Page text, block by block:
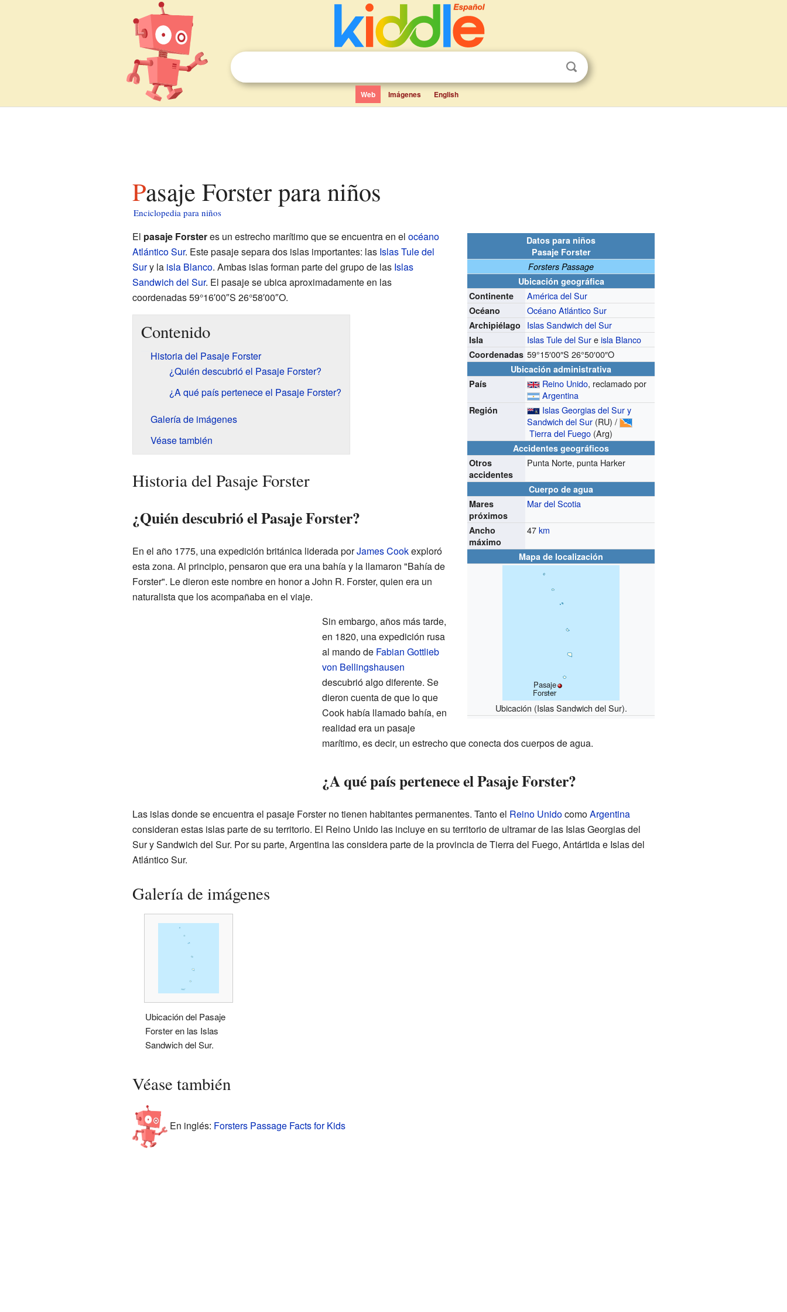
Web Imágenes English
Pasaje Forster para niños
Enciclopedia para niños
Datos para niños
Pasaje Forster
Forsters Passage
Ubicación geográfica
Continente
América del Sur
Océano Océano Atlántico Sur
Archipiélago Islas Sandwich del Sur
Isla Islas Tule del Sureisla Blanco
Coordenadas 59°15′00″S 26°50′00″O
Ubicación administrativa
País
Reino Unido, reclamado por
Argentina
Región
Islas Georgias del Sur y
Sandwich del Sur (RU) /
Tierra del Fuego (Arg)
Accidentes geográficos
Otros
accidentes
Punta Norte, punta Harker
Cuerpo de agua
Mares
próximos
Mar del Scotia
Ancho
máximo
47km
Mapa de localización
Pasaje
Forster
Ubicación (Islas Sandwich del Sur).
El pasaje Forsteres un estrecho marítimo que se encuentra en el océano
Atlántico Sur. Este pasaje separa dos islas importantes: las Islas Tule del
Sury la isla Blanco. Ambas islas forman parte del grupo de las Islas
Sandwich del Sur. El pasaje se ubica aproximadamente en las
coordenadas 59°16′00″S 26°58′00″O.
Contenido
Historia del Pasaje Forster
¿Quién descubrió el Pasaje Forster?
¿A qué país pertenece el Pasaje Forster?
Galería de imágenes
Véase también
Historia del Pasaje Forster
¿Quién descubrió el Pasaje Forster?
En el año 1775, una expedición británica liderada porJames Cookexploró
esta zona. Al principio, pensaron que era una bahía y la llamaron "Bahía de
Forster". Le dieron este nombre en honor a John R. Forster, quien era un
naturalista que los acompañaba en el viaje.
Sin embargo, años más tarde,
en 1820, una expedición rusa
al mando de Fabian Gottlieb
von Bellingshausen
descubrió algo diferente. Se
dieron cuenta de que lo que
Cook había llamado bahía, en
realidad era un pasaje
marítimo, es decir, un estrecho que conecta dos cuerpos de agua.
¿A qué país pertenece el Pasaje Forster?
Las islas donde se encuentra el pasaje Forster no tienen habitantes permanentes. Tanto el Reino UnidocomoArgentina
consideran estas islas parte de su territorio. El Reino Unido las incluye en su territorio de ultramar de las Islas Georgias del
Sur y Sandwich del Sur. Por su parte, Argentina las considera parte de la provincia de Tierra del Fuego, Antártida e Islas del
Atlántico Sur.
Galería de imágenes
Ubicación del Pasaje
Forster en las Islas
Sandwich del Sur.
Véase también
En inglés: Forsters Passage Facts for Kids